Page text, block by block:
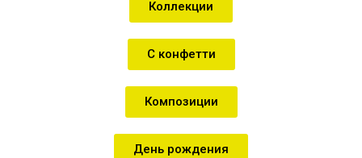
Коллекции
С конфетти
Композиции
День рождения